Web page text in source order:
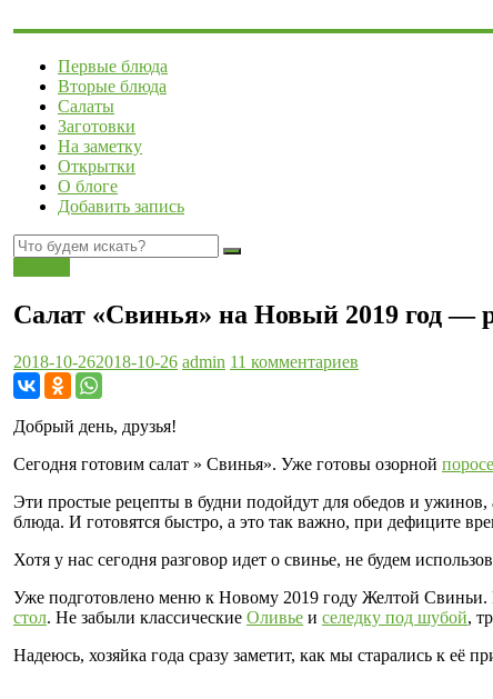
Первые блюда
Вторые блюда
Салаты
Заготовки
На заметку
Открытки
О блоге
Добавить запись
Салат «Свинья» на Новый 2019 год —
2018-10-262018-10-26 admin 11 комментариев
Добрый день, друзья!
Сегодня готовим салат » Свинья». Уже готовы озорной
Эти простые рецепты в будни подойдут для обедов и
блюда. И готовятся быстро, а это так важно, при дефиците
Хотя у нас сегодня разговор идет о свинье, не будем
Уже подготовлено меню к Новому 2019 году Желтой Свиньи.
стол. Не забыли классические Оливье и селедку под шубой,
Надеюсь, хозяйка года сразу заметит, как мы старались к её